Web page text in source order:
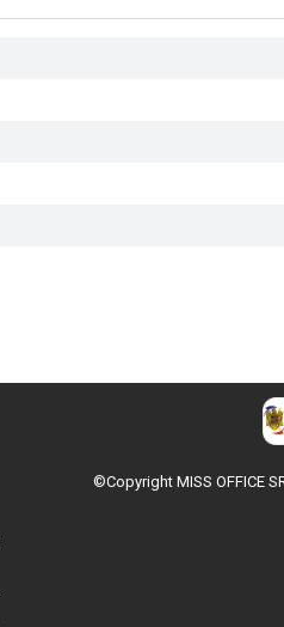
©Copyright MISS OFFICE